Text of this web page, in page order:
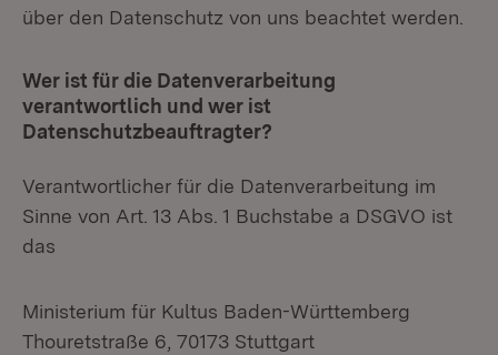
über den Datenschutz von uns beachtet werden.
Wer ist für die Datenverarbeitung
verantwortlich und wer ist
Datenschutzbeauftragter?
Verantwortlicher für die Datenverarbeitung im
Sinne von Art. 13 Abs. 1 Buchstabe a DSGVO ist
das
Ministerium für Kultus Baden-Württemberg
Thouretstraße 6, 70173 Stuttgart